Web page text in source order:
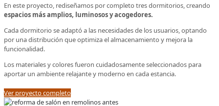
En este proyecto, rediseñamos por completo tres dormitorios, creando
espacios más amplios, luminosos y acogedores.
Cada dormitorio se adaptó a las necesidades de los usuarios, optando
por una distribución que optimiza el almacenamiento y mejora la
funcionalidad.
Los materiales y colores fueron cuidadosamente seleccionados para
aportar un ambiente relajante y moderno en cada estancia.
Ver proyecto completo